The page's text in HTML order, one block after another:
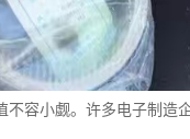
不容小觑。许多电子制